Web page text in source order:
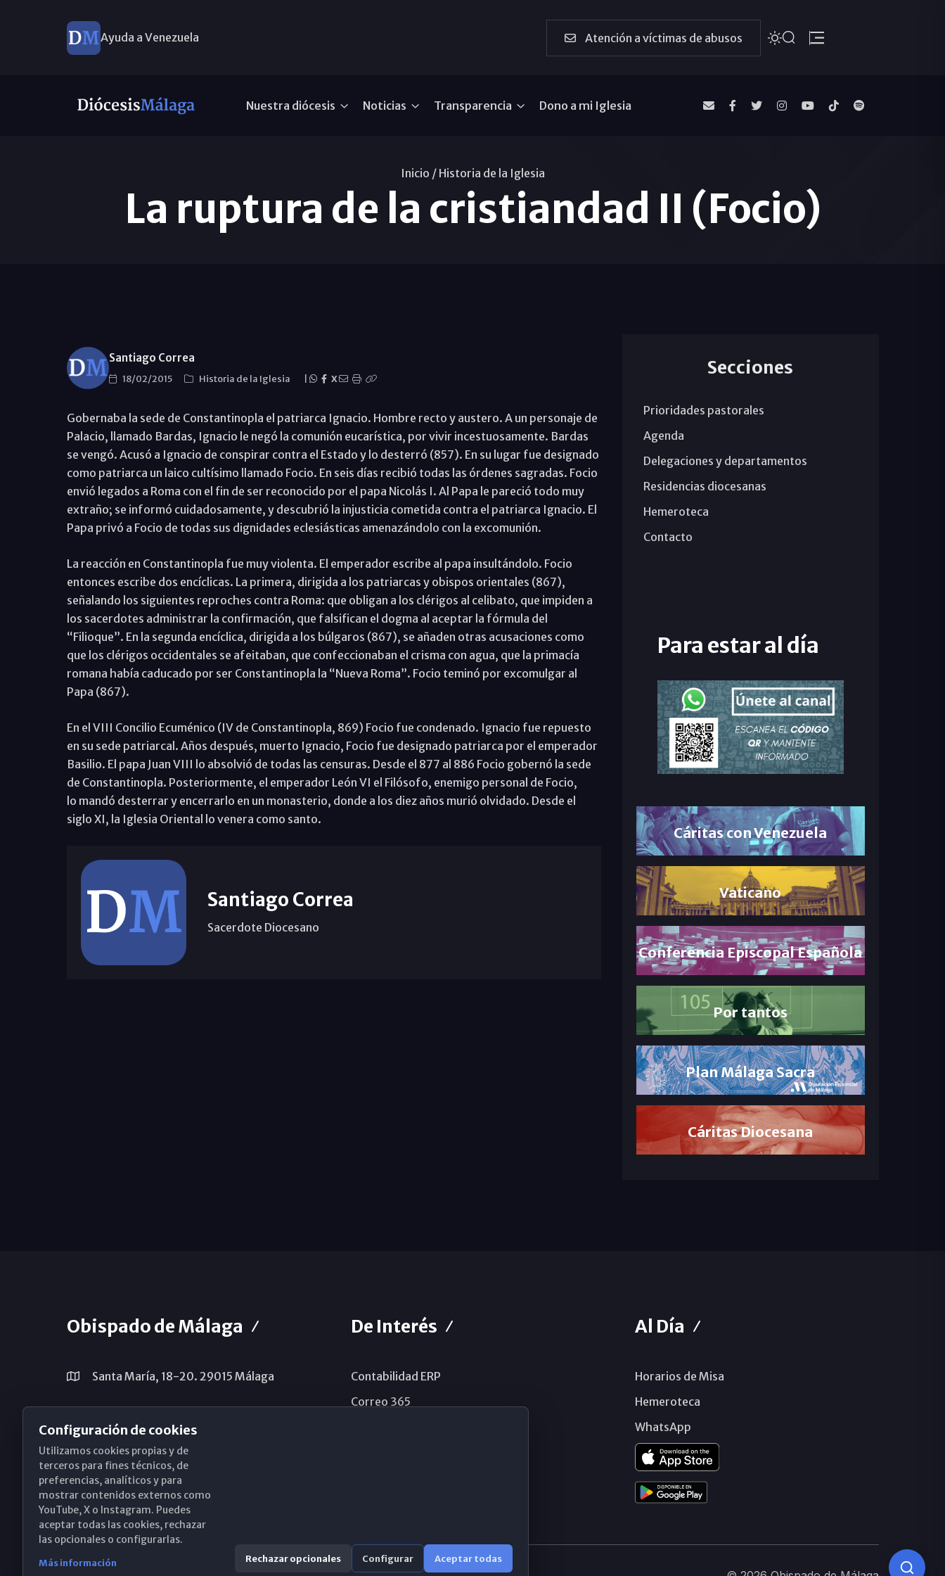
Ayuda a Venezuela Atención a víctimas de abusos
Nuestra diócesis Noticias Transparencia Dono a mi Iglesia
Inicio / Historia de la Iglesia
La ruptura de la cristiandad II (Focio)
Santiago Correa
18/02/2015 Historia de la Iglesia X
Gobernaba la sede de Constantinopla el patriarca Ignacio. Hombre recto y austero. A un personaje de
Palacio, llamado Bardas, Ignacio le negó la comunión eucarística, por vivir incestuosamente. Bardas
se vengó. Acusó a Ignacio de conspirar contra el Estado y lo desterró (857). En su lugar fue designado
como patriarca un laico cultísimo llamado Focio. En seis días recibió todas las órdenes sagradas. Focio
envió legados a Roma con el fin de ser reconocido por el papa Nicolás I. Al Papa le pareció todo muy
extraño; se informó cuidadosamente, y descubrió la injusticia cometida contra el patriarca Ignacio. El
Papa privó a Focio de todas sus dignidades eclesiásticas amenazándolo con la excomunión.
La reacción en Constantinopla fue muy violenta. El emperador escribe al papa insultándolo. Focio
entonces escribe dos encíclicas. La primera, dirigida a los patriarcas y obispos orientales (867),
señalando los siguientes reproches contra Roma: que obligan a los clérigos al celibato, que impiden a
los sacerdotes administrar la confirmación, que falsifican el dogma al aceptar la fórmula del
“Filioque”. En la segunda encíclica, dirigida a los búlgaros (867), se añaden otras acusaciones como
que los clérigos occidentales se afeitaban, que confeccionaban el crisma con agua, que la primacía
romana había caducado por ser Constantinopla la “Nueva Roma”. Focio teminó por excomulgar al
Papa (867).
En el VIII Concilio Ecuménico (IV de Constantinopla, 869) Focio fue condenado. Ignacio fue repuesto
en su sede patriarcal. Años después, muerto Ignacio, Focio fue designado patriarca por el emperador
Basilio. El papa Juan VIII lo absolvió de todas las censuras. Desde el 877 al 886 Focio gobernó la sede
de Constantinopla. Posteriormente, el emperador León VI el Filósofo, enemigo personal de Focio,
lo mandó desterrar y encerrarlo en un monasterio, donde a los diez años murió olvidado. Desde el
siglo XI, la Iglesia Oriental lo venera como santo.
Santiago Correa
Sacerdote Diocesano
Secciones
Prioridades pastorales
Agenda
Delegaciones y departamentos
Residencias diocesanas
Hemeroteca
Contacto
Para estar al día
Cáritas con Venezuela
Vaticano
Conferencia Episcopal Española
Por tantos
Plan Málaga Sacra
Cáritas Diocesana
Obispado de Málaga
Santa María, 18-20. 29015 Málaga
(+34) 952 224 386
obispado@diocesismalaga.es
De Interés
Contabilidad ERP
Correo 365
Al Día
Horarios de Misa
Hemeroteca
WhatsApp
Configuración de cookies
Utilizamos cookies propias y de
terceros para fines técnicos, de
preferencias, analíticos y para
mostrar contenidos externos como
YouTube, X o Instagram. Puedes
aceptar todas las cookies, rechazar
las opcionales o configurarlas.
Más información Rechazar opcionales Configurar Aceptar todas